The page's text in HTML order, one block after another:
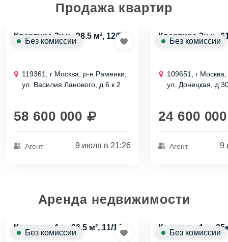
Продажа квартир
Квартира 3х к., 98.5 м², 12/51
эт.
119361, г Москва, р-н Раменки,
ул. Василия Ланового, д 6 к 2
58 600 000
Агент 9 июля в 21:26
Без комиссии
Квартира 3х к.,
эт.
109651, г
ул. Донецкая, д
24 600 000
Агент 9
Без комиссии
Аренда недвижимости
Квартира 1 к., 36.5 м², 11/14
эт. Без комиссии
Квартира 1 к.,
эт. Без комиссии